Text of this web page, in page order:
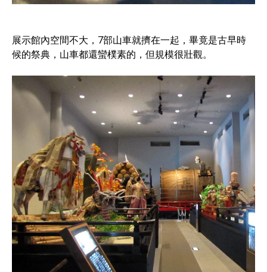
展示館內空間不大，7部山車就擠在一起，畢竟是古早時
候的祭典，山車都還蠻樸素的，但規模很壯觀。